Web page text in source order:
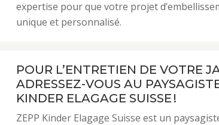
expertise pour que votre projet
unique et personnalisé.
POUR L’ENTRETIEN DE VOTRE
ADRESSEZ-VOUS AU
KINDER ELAGAGE SUISSE !
ZEPP Kinder Elagage Suisse est un